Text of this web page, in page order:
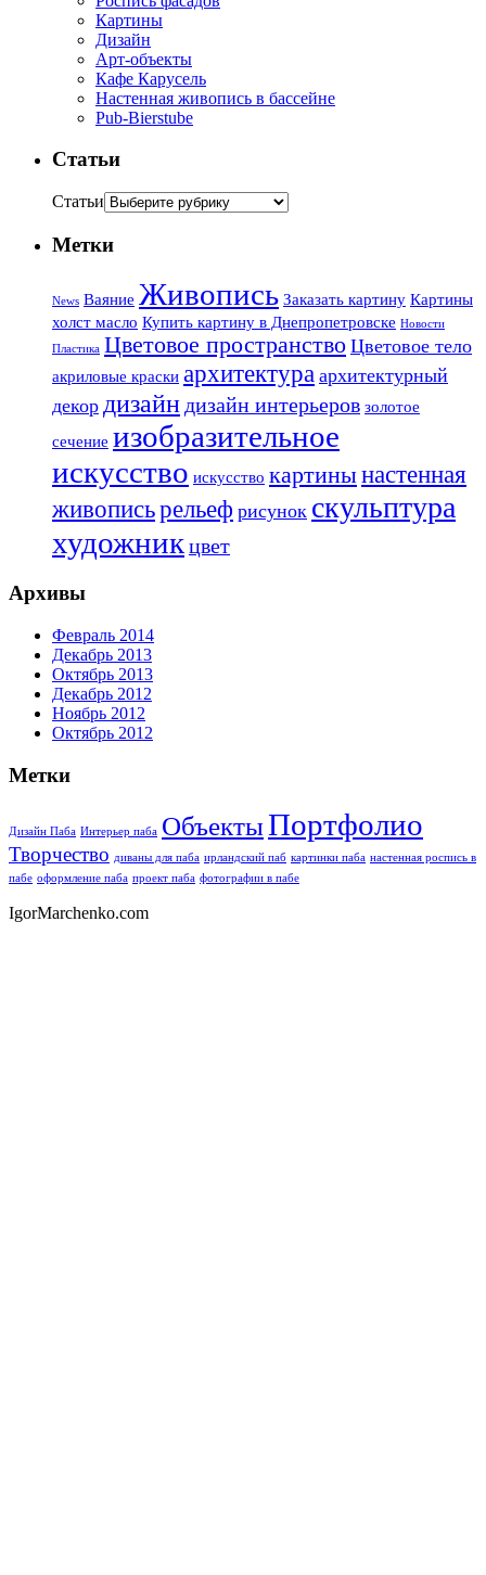
Картины
Дизайн
Арт-объекты
Кафе Карусель
Настенная живопись в бассейне
Pub-Bierstube
Статьи
Статьи
Метки
News Ваяние Живопись Заказать картину Картины
холст масло Купить картину в Днепропетровске Новости
Пластика Цветовое пространство Цветовое тело
акриловые краски архитектура архитектурный
декор дизайндизайн интерьеров золотое
сечение изобразительное
искусство искусство картинынастенная
живописьрельеф рисунок скульптура
художникцвет
Архивы
Февраль 2014
Декабрь 2013
Октябрь 2013
Декабрь 2012
Ноябрь 2012
Октябрь 2012
Метки
Дизайн Паба Интерьер паба ОбъектыПортфолио
Творчество диваны для паба ирландский паб картинки паба настенная роспись в
пабе оформление паба проект паба фотографии в пабе
IgorMarchenko.com